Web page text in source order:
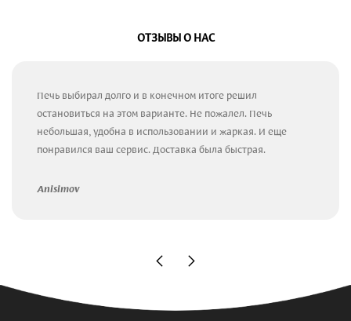
ОТЗЫВЫ О НАС
Печь выбирал долго и в конечном итоге решил
остановиться на этом варианте. Не пожалел. Печь
небольшая, удобна в использовании и жаркая. И еще
понравился ваш сервис. Доставка была быстрая.
Anisimov